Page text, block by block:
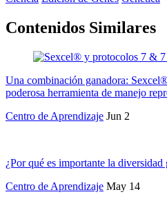
Contenidos Similares
Una combinación ganadora:
poderosa herramienta de manejo
Centro de Aprendizaje Jun 2
¿Por qué es importante la
Centro de Aprendizaje May 14